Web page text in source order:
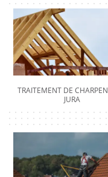
TRAITEMENT DE
JURA